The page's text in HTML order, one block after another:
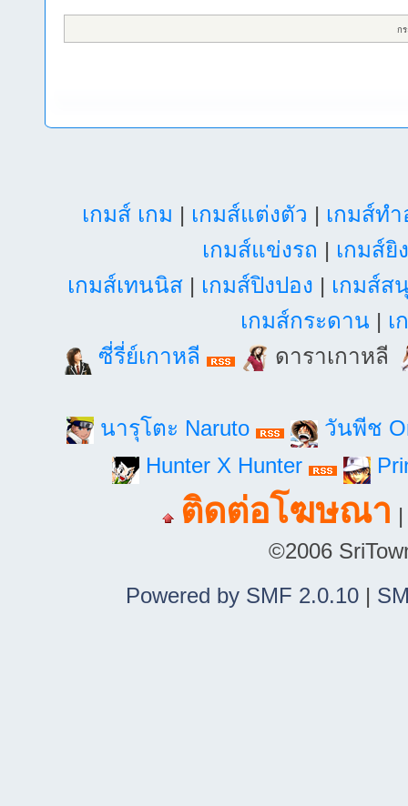
ก
เกมส์ เกม | เกมส์แต่งตัว | เกมส์ท
เกมส์แข่งรถ | เกมส์ยิ
เกมส์เทนนิส| เกมส์ปิงปอง | เกมส์ส
เกมส์กระดาน | เ
ซี่รี่ย์เกาหลี
ดาราเกาหลี
นารุโตะ Naruto
วันพีช
Hunter X Hunter
ติดต่อโฆษณา
©2006
Powered by SMF 2.0.10|